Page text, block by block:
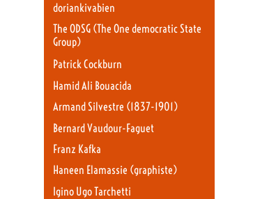
doriankivabien
The ODSG (The One democratic State
Group)
Patrick Cockburn
Hamid Ali Bouacida
Armand Silvestre (1837-1901)
Bernard Vaudour-Faguet
Franz Kafka
Haneen Elamassie (graphiste)
Igino Ugo Tarchetti